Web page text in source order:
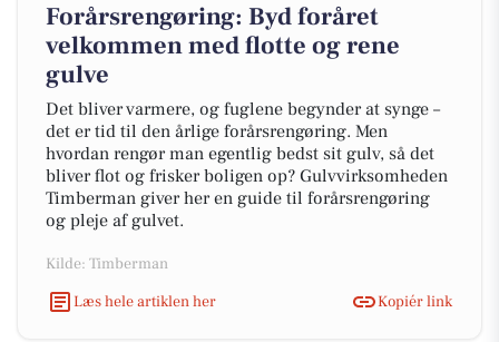
Forårsrengøring: Byd foråret
velkommen med flotte og rene
gulve
Det bliver varmere, og fuglene begynder at synge –
det er tid til den årlige forårsrengøring. Men
hvordan rengør man egentlig bedst sit gulv, så det
bliver flot og frisker boligen op? Gulvvirksomheden
Timberman giver her en guide til forårsrengøring
og pleje af gulvet.
Kilde: Timberman
Læs hele artiklen her
Kopiér link